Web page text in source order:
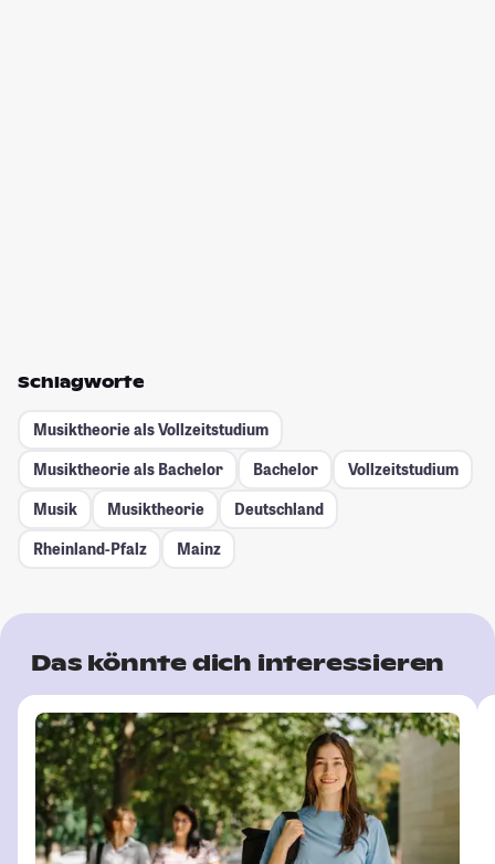
Schlagworte
Musiktheorie als Vollzeitstudium
Musiktheorie als Bachelor
Bachelor
Vollzeitstudium
Musik
Musiktheorie
Deutschland
Rheinland-Pfalz
Mainz
Das könnte dich interessieren